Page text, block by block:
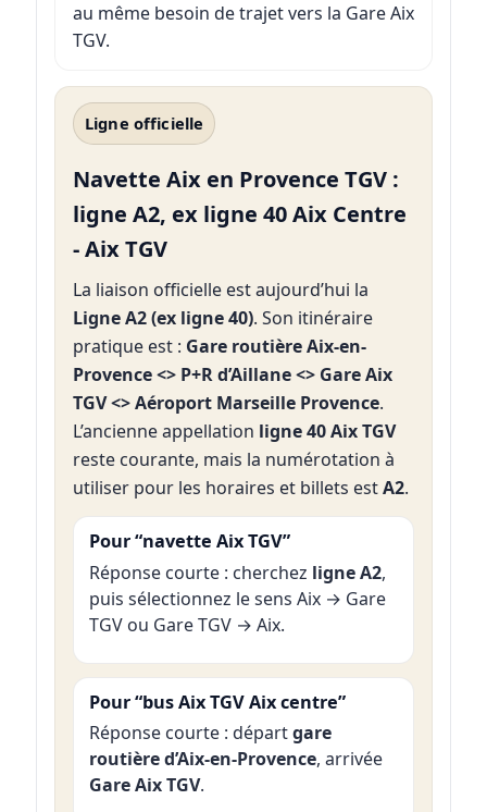
au même besoin de trajet vers la Gare Aix
TGV.
Ligne officielle
Navette Aix en Provence TGV :
ligne A2, ex ligne 40 Aix Centre
- Aix TGV
La liaison officielle est aujourd’hui la
Ligne A2 (ex ligne 40). Son itinéraire
pratique est : Gare routière Aix-en-
Provence <> P+R d’Aillane <> Gare Aix
TGV <> Aéroport Marseille Provence.
L’ancienne appellation ligne 40 Aix TGV
reste courante, mais la numérotation à
utiliser pour les horaires et billets estA2.
Pour “navette Aix TGV”
Réponse courte : cherchez ligne A2,
puis sélectionnez le sens Aix → Gare
TGV ou Gare TGV → Aix.
Pour “bus Aix TGV Aix centre”
Réponse courte : départgare
routière d’Aix-en-Provence, arrivée
Gare Aix TGV.